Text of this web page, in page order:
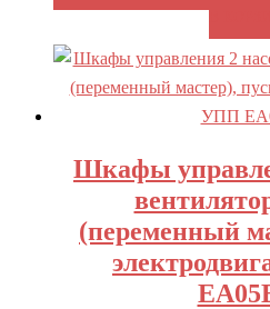
Шкафы
(переменный